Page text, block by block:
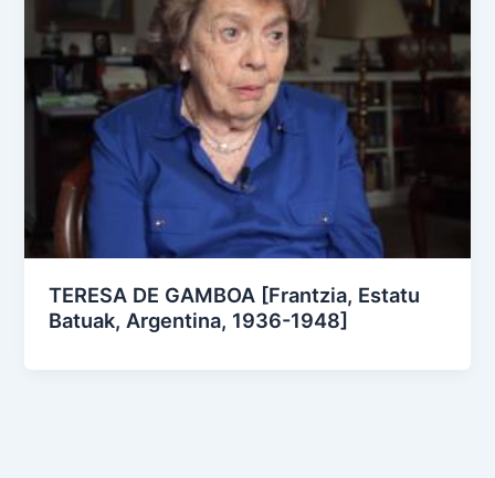
TERESA DE GAMBOA [Frantzia, Estatu
Batuak, Argentina, 1936-1948]